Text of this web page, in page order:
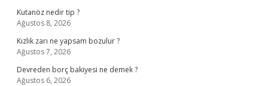
Kutanöz nedir tip ?
Ağustos 8, 2026
Kızlık zarı ne yapsam bozulur ?
Ağustos 7, 2026
Devreden borç bakiyesi ne demek ?
Ağustos 6, 2026